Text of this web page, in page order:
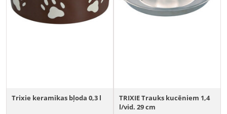
Trixie keramikas bļoda 0,3 l
TRIXIE Trauks kucēniem 1,4
l/vid. 29 cm